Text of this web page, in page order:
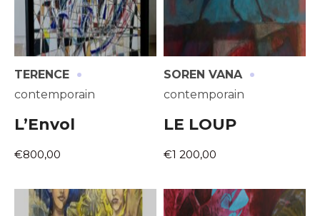
TERENCE ·
contemporain
L’Envol
€800,00
SOREN VANA ·
contemporain
LE LOUP
€1 200,00